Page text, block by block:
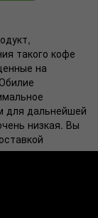
такого кофе
на
для дальнейшей
низкая. Вы